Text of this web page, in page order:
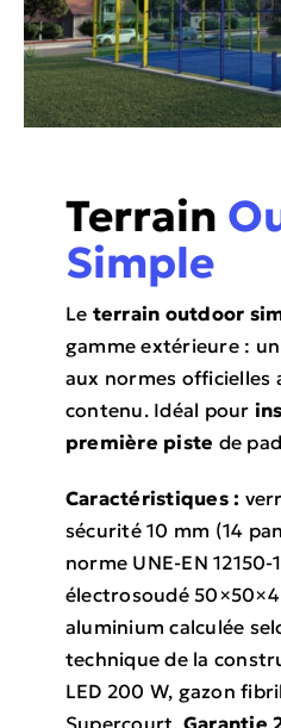
Terrain
Simple
Le terrain outdoor
gamme extérieure :
aux normes officielles
contenu. Idéal pour
première piste de
Caractéristiques :
sécurité 10 mm (14
norme UNE-EN 12150-
électrosoudé
aluminium calculée
technique de la
LED 200 W, gazon